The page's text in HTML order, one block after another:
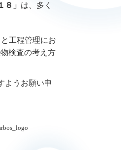
８」 は、多く
工程管理にお
検査の考え方
ようお願い申